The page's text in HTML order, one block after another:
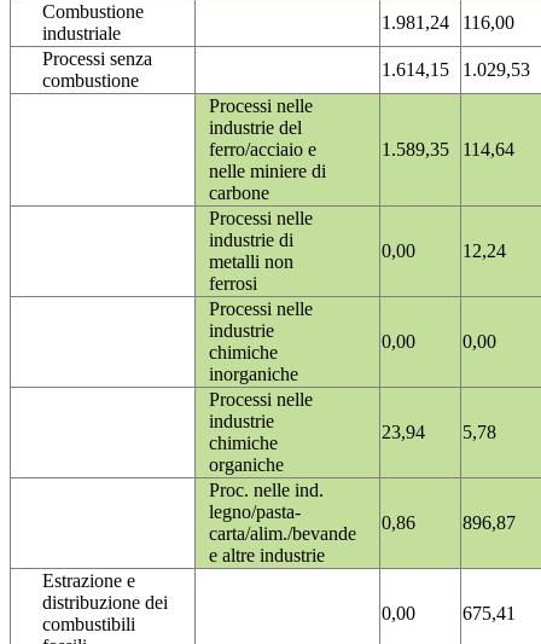
Combustione
industriale
1.981,24
116,00
Processi senza
combustione
1.614,15
1.029,53
Processi nelle
industrie del
ferro/acciaio e
nelle miniere di
carbone
1.589,35 114,64
Processi nelle
industrie di
metalli non
ferrosi
0,00 12,24
Processi nelle
industrie
chimiche
inorganiche
0,00 0,00
Processi nelle
industrie
chimiche
organiche
23,94 5,78
Proc. nelle ind.
legno/pasta-
carta/alim./bevande
e altre industrie
0,86 896,87
Estrazione e
distribuzione dei
combustibili
0,00 675,41